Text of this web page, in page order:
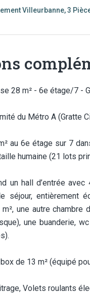
Villeurbanne, 3
28 m² - 6e étage/7 -
du Métro A (Gratte
au 6e étage sur 7
humaine (21 lots
un hall d’entrée
séjour, entièrement
une autre chambre
une buanderie,
de 13 m² (équipé
Volets roulants